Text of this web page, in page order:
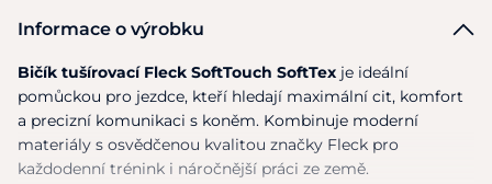
Informace o výrobku
Bičík tušírovací Fleck SoftTouch SoftTex je ideální
pomůckou pro jezdce, kteří hledají maximální cit, komfort
a precizní komunikaci s koněm. Kombinuje moderní
materiály s osvědčenou kvalitou značky Fleck pro
každodenní trénink i náročnější práci ze země.